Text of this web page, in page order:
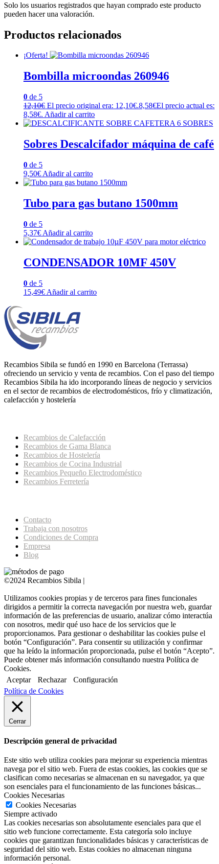
Solo los usuarios registrados que hayan comprado este producto
pueden hacer una valoración.
Productos relacionados
¡Oferta!
Bombilla microondas 260946
0 de 5
12,10€ El precio original era: 12,10€.8,58€El precio actual es:
8,58€. Añadir al carrito
Sobres Descalcifador máquina de café
0 de 5
9,50€ Añadir al carrito
Tubo para gas butano 1500mm
0 de 5
5,37€ Añadir al carrito
CONDENSADOR 10MF 450V
0 de 5
15,49€ Añadir al carrito
Recambios Sibila se fundó en 1990 en Barcelona (Terrassa)
ofreciendo un servicio y venta de recambios. Con el paso del tiempo
Recambios Sibila ha ido incorporando líneas de negocio y servicios
en el sector de recambios de electrodomésticos, frío y climatización,
calefacción y hostelería
Recambios de Calefacción
Recambios de Gama Blanca
Recambios de Hostelería
Recambios de Cocina Industrial
Recambios Pequeño Electrodoméstico
Recambios Ferretería
Contacto
Trabaja con nosotros
Condiciones de Compra
Empresa
Blog
©2024 Recambios Sibila |
Utilizamos cookies propias y de terceros para fines funcionales
dirigidos a permitir la correcta navegación por nuestra web, guardar
información de las preferencias de usuario, analizar cómo interactúa
con nosotros, medir qué uso hace de los servicios que le
proporcionamos. Para gestionar o deshabilitar las cookies pulse el
botón “Configuración”. Para consentir su utilización y confirmar
que ha leído la información proporcionada, pulse el botón “Acepto”.
Puede obtener más información consultando nuestra Política de
Cookies.
Aceptar
Rechazar
Configuración
Política de Cookies
Cerrar
Descripción general de privacidad
Este sitio web utiliza cookies para mejorar su experiencia mientras
navega por el sitio web. Fuera de estas cookies, las cookies que se
clasifican como necesarias se almacenan en su navegador, ya que
son esenciales para el funcionamiento de las funciones básicas...
Cookies Necesarias
Cookies Necesarias
Siempre activado
Las cookies necesarias son absolutamente esenciales para que el
sitio web funcione correctamente. Esta categoría solo incluye
cookies que garantizan funcionalidades básicas y características de
seguridad del sitio web. Estas cookies no almacenan ninguna
información personal.